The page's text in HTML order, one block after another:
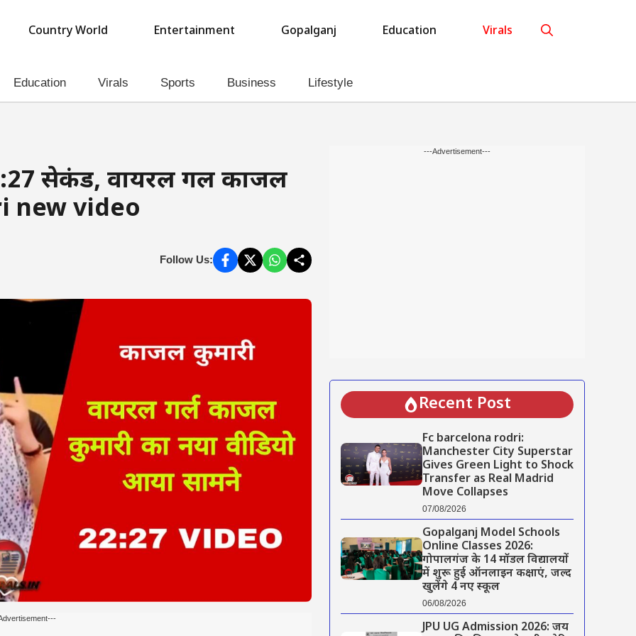
Country World Entertainment Gopalganj Education Virals
Education Virals Sports Business Lifestyle
सेकंड, वायरल गर्ल काजल
new video
Follow Us:
---Advertisement---
Recent Post
Fc barcelona rodri:
Manchester City Superstar
Gives Green Light to Shock
Transfer as Real Madrid
Move Collapses
07/08/2026
Gopalganj Model Schools
Online Classes 2026:
गोपालगंज के 14 मॉडल विद्यालयों
में शुरू हुई ऑनलाइन कक्षाएं, जल्द
खुलेंगे 4 नए स्कूल
06/08/2026
JPU UG Admission 2026: जय